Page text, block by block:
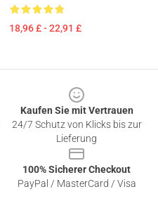
18,96 £ - 22,91 £
Kaufen Sie mit Vertrauen
24/7 Schutz von Klicks bis zur
Lieferung
100% Sicherer Checkout
PayPal / MasterCard / Visa